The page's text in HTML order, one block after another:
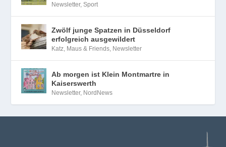
Newsletter,Sport
Zwölf junge Spatzen in Düsseldorf
erfolgreich ausgewildert
Katz, Maus & Friends, Newsletter
Ab morgen ist Klein Montmartre in
Kaiserswerth
Newsletter, NordNews